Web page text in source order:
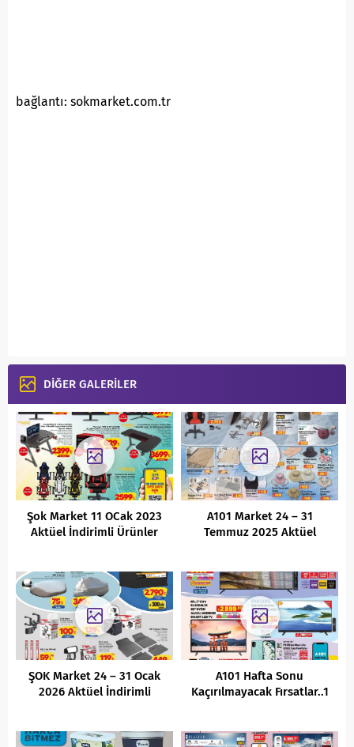
bağlantı: sokmarket.com.tr
DİĞER GALERİLER
Şok Market 11 OCak 2023
Aktüel İndirimli Ürünler
A101 Market 24 – 31
Temmuz 2025 Aktüel
ŞOK Market 24 – 31 Ocak
2026 Aktüel İndirimli
A101 Hafta Sonu
Kaçırılmayacak Fırsatlar..1